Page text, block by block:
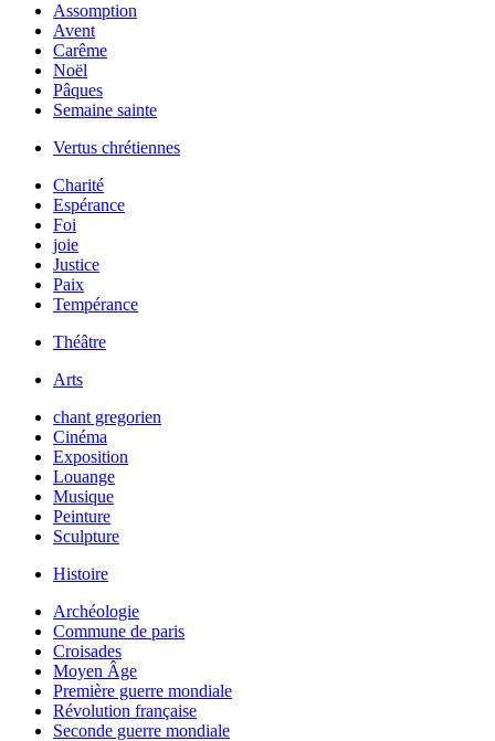
Assomption
Avent
Carême
Noël
Pâques
Semaine sainte
Vertus chrétiennes
Charité
Espérance
Foi
joie
Justice
Paix
Tempérance
Théâtre
Arts
chant gregorien
Cinéma
Exposition
Louange
Musique
Peinture
Sculpture
Histoire
Archéologie
Commune de paris
Croisades
Moyen Âge
Première guerre mondiale
Révolution française
Seconde guerre mondiale